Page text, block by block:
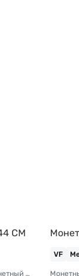
СМ
Монетный двор: Сузунский монетный двор (Сибирь)
VF